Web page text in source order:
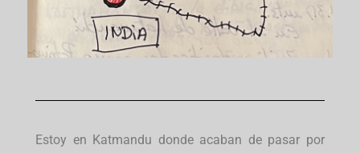
Estoy en Katmandu donde acaban de pasar por